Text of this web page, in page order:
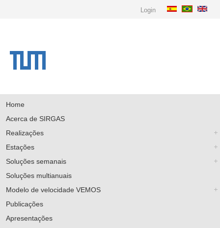
Login
Home
Acerca de SIRGAS
Realizações
Estações
Soluções semanais
Soluções multianuais
Modelo de velocidade VEMOS
Publicações
Apresentações